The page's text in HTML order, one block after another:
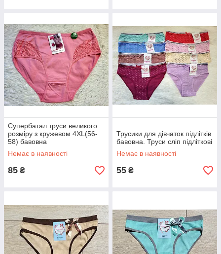
Супербатал труси великого
розміру з кружевом 4ХL(56-
58) бавовна
Немає в наявності
85 ₴
Трусики для дівчаток підлітків
бавовна. Труси сліп підліткові
Немає в наявності
55 ₴